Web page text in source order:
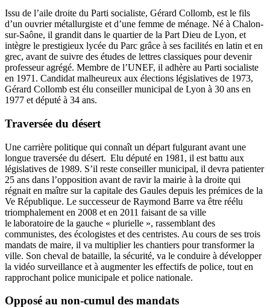
Issu de l’aile droite du Parti socialiste, Gérard Collomb, est le fils
d’un ouvrier métallurgiste et d’une femme de ménage. Né à Chalon-
sur-Saône, il grandit dans le quartier de la Part Dieu de Lyon, et
intègre le prestigieux lycée du Parc grâce à ses facilités en latin et en
grec, avant de suivre des études de lettres classiques pour devenir
professeur agrégé. Membre de l’UNEF, il adhère au Parti socialiste
en 1971. Candidat malheureux aux élections législatives de 1973,
Gérard Collomb est élu conseiller municipal de Lyon à 30 ans en
1977 et député à 34 ans.
Traversée du désert
Une carrière politique qui connaît un départ fulgurant avant une
longue traversée du désert. Elu député en 1981, il est battu aux
législatives de 1989. S’il reste conseiller municipal, il devra patienter
25 ans dans l’opposition avant de ravir la mairie à la droite qui
régnait en maître sur la capitale des Gaules depuis les prémices de la
Ve République. Le successeur de Raymond Barre va être réélu
triomphalement en 2008 et en 2011 faisant de sa ville
le laboratoire de la gauche « plurielle », rassemblant des
communistes, des écologistes et des centristes. Au cours de ses trois
mandats de maire, il va multiplier les chantiers pour transformer la
ville. Son cheval de bataille, la sécurité, va le conduire à développer
la vidéo surveillance et à augmenter les effectifs de police, tout en
rapprochant police municipale et police nationale.
Opposé au non-cumul des mandats